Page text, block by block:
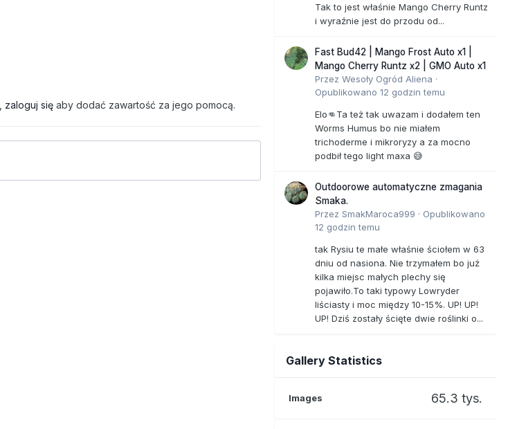
zaloguj się aby dodać zawartość za jego pomocą.
Tak to jest właśnie Mango Cherry Runtz
i wyraźnie jest do przodu od...
Fast Bud42 | Mango Frost Auto x1 |
Mango Cherry Runtz x2 | GMO Auto x1
Przez Wesoły Ogród Aliena ·
Opublikowano 12 godzin temu
Elo👊Ta też tak uwazam i dodałem ten
Worms Humus bo nie miałem
trichoderme i mikroryzy a za mocno
podbił tego light maxa 😅
Outdoorowe automatyczne zmagania
Smaka.
Przez SmakMaroca999 · Opublikowano
12 godzin temu
tak Rysiu te małe właśnie ściołem w 63
dniu od nasiona. Nie trzymałem bo już
kilka miejsc małych plechy się
pojawiło.To taki typowy Lowryder
liściasty i moc między 10-15%. UP! UP!
UP! Dziś zostały ścięte dwie roślinki o...
Gallery Statistics
Images 65.3 tys.